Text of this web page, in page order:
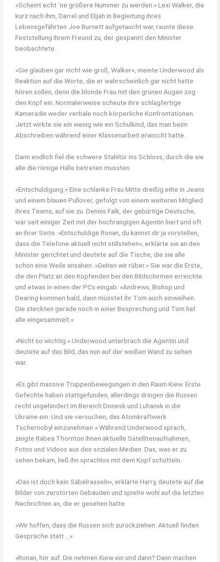
»Scheint echt ´ne größere Nummer zu werden.« Lexi Walker, die
kurz nach ihm, Darrel und Elijah in Begleitung ihres
Lebensgefährten Joe Burnett aufgetaucht war, raunte diese
Feststellung ihrem Freund zu, der gespannt den Minister
beobachtete.
»Sie glauben gar nicht wie groß, Walker«, meinte Underwood als
Reaktion auf die Worte, die er wahrscheinlich gar nicht hatte
hören sollen, denn die blonde Frau mit den grünen Augen zog
den Kopf ein. Normalerweise scheute ihre schlagfertige
Kameradin weder verbale noch körperliche Konfrontationen.
Jetzt wirkte sie ein wenig wie ein Schulkind, das man beim
Abschreiben während einer Klassenarbeit erwischt hatte.
Dann endlich fiel die schwere Stahltür ins Schloss, durch die sie
alle die riesige Halle betreten mussten.
»Entschuldigung.« Eine schlanke Frau Mitte dreißig eilte in Jeans
und einem blauen Pullover, gefolgt von einem weiteren Mitglied
ihres Teams, auf sie zu. Dennis Falk, der gebürtige Deutsche,
war seit einiger Zeit mit der hochrangigen Agentin liiert und oft
an ihrer Seite. »Entschuldige Ronan, du kannst dir ja vorstellen,
dass die Telefone aktuell nicht stillstehen«, erklärte sie an den
Minister gerichtet und deutete auf die Tische, die sie alle
schon eine Weile ansahen. »Gehen wir rüber.« Sie war die Erste,
die den Platz an den Kopfenden bei den Bildschirmen erreichte
und etwas in einen der PCs eingab. »Andrews, Bishop und
Dearing kommen bald, dann müsstet ihr Tom auch einweihen.
Die steckten gerade noch in einer Besprechung und Tom hat
alle eingesammelt.«
»Nicht so wichtig.« Underwood unterbrach die Agentin und
deutete auf das Bild, das nun auf der weißen Wand zu sehen
war.
»Es gibt massive Truppenbewegungen in den Raum Kiew. Erste
Gefechte haben stattgefunden, allerdings dringen die Russen
recht ungehindert im Bereich Donesk und Luhansk in die
Ukraine ein. Und sie versuchen, das Atomkraftwerk
Tschernobyl einzunehmen.« Während Underwood sprach,
zeigte Rabea Thornton ihnen aktuelle Satellitenaufnahmen,
Fotos und Videos aus den sozialen Medien. Das, was er zu
sehen bekam, ließ ihn sprachlos mit dem Kopf schütteln.
»Das ist doch kein Säbelrasseln«, erklärte Harry, deutete auf die
Bilder von zerstörten Gebäuden und spielte wohl auf die letzten
Nachrichten an, die er gesehen hatte.
»Wir hoffen, dass die Russen sich zurückziehen. Aktuell finden
Gespräche statt …«
»Ronan, hör auf. Die nehmen Kiew ein und dann? Dann machen